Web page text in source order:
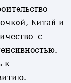
Китай и
с
к